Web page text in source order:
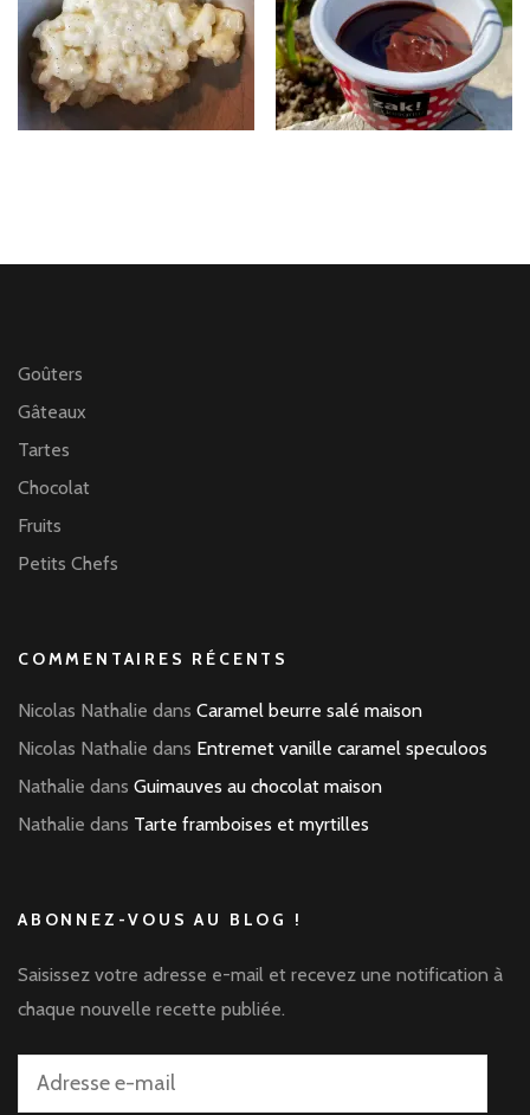
Goûters
Gâteaux
Tartes
Chocolat
Fruits
Petits Chefs
COMMENTAIRES RÉCENTS
Nicolas Nathalie dans Caramel beurre salé maison
Nicolas Nathalie dans Entremet vanille caramel speculoos
Nathalie dans Guimauves au chocolat maison
Nathalie dans Tarte framboises et myrtilles
ABONNEZ-VOUS AU BLOG !
Saisissez votre adresse e-mail et recevez une notification à
chaque nouvelle recette publiée.
Adresse